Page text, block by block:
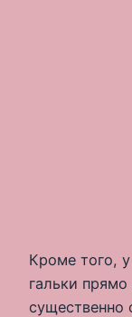
Кроме того,
гальки
существенно